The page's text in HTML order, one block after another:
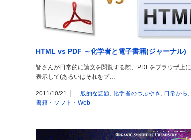
HTML vs PDF ～化学者と電子書籍(ジャーナル)
皆さんが日常的に論文を閲覧する際、PDFをブラウザ上に
表示して(あるいはそれをプ…
2011/10/21 一般的な話題, 化学者のつぶやき , 日常から ,
書籍・ソフト・Web